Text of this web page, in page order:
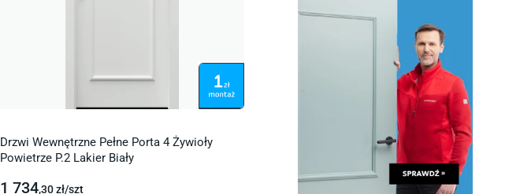
Drzwi Wewnętrzne Pełne Porta 4 Żywioły
Powietrze P.2 Lakier Biały
1 734,30zł/szt